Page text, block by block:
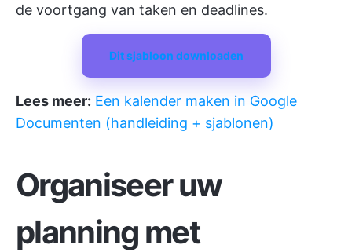
de voortgang van taken en deadlines.
Dit sjabloon downloaden
Lees meer: Een kalender maken in Google
Documenten (handleiding + sjablonen)
Organiseer uw
planning met